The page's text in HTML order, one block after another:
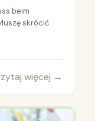
beim
skrócić
więcej →